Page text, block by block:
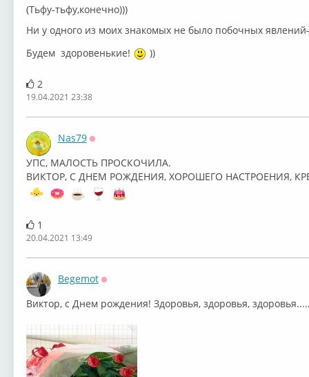
(Тьфу-тьфу,конечно)))
Ни у одного из моих знакомых не было побочных
Будем здоровенькие!
))
2
19.04.2021 23:38
Nas79
УПС, МАЛОСТЬ ПРОСКОЧИЛА.
ВИКТОР, С ДНЕМ РОЖДЕНИЯ, ХОРОШЕГО НАСТРОЕНИЯ,
1
20.04.2021 13:49
Begemot
Виктор, с Днем рождения! Здоровья, здоровья,